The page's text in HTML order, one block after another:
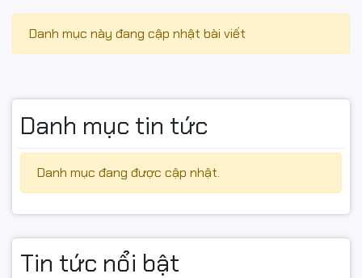
Danh mục này đang cập nhật bài viết
Danh mục tin tức
Danh mục đang được cập nhật.
Tin tức nổi bật